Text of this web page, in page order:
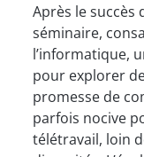
Après le succès
séminaire,
l’informatique,
pour explorer
promesse de
parfois nocive
télétravail, loin